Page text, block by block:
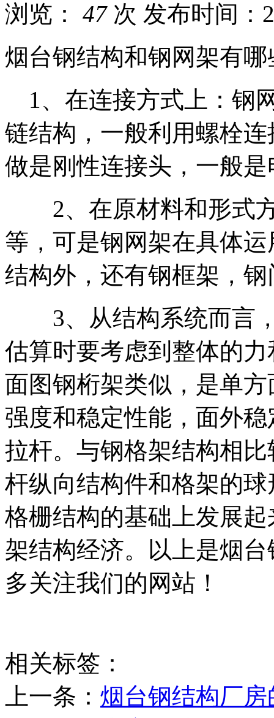
浏览： 47 次 发布时间：
烟台钢结构和钢网架有哪
1、在连接方式上：钢
链结构，一般利用螺栓
做是刚性连接头，一般
2、在原材料和形式方
等，可是钢网架在具体
结构外，还有钢框架，
3、从结构系统而言，
估算时要考虑到整体的
面图钢桁架类似，是单
强度和稳定性能，面外
拉杆。与钢格架结构相
杆纵向结构件和格架的
格栅结构的基础上发展
架结构经济。以上是烟
多关注我们的网站！
相关标签：
上一条： 烟台钢结构厂